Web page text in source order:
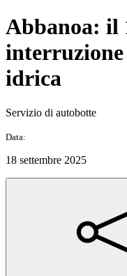
Abbanoa: il
interruzione
idrica
Servizio di autobotte
Data:
18 settembre 2025